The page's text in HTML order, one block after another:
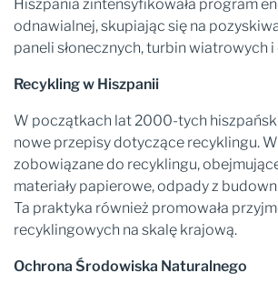
Hiszpania zintensyfikowała program
odnawialnej, skupiając się na
paneli słonecznych, turbin wiatrowych
Recykling w Hiszpanii
W początkach lat 2000-tych hiszpański
nowe przepisy dotyczące recyklingu.
zobowiązane do recyklingu,
materiały papierowe, odpady z
Ta praktyka również promowała
recyklingowych na skalę krajową.
Ochrona Środowiska Naturalnego